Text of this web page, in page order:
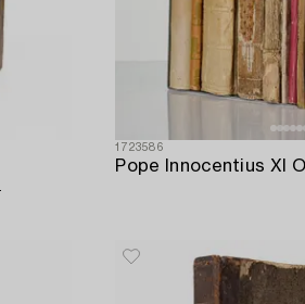
1723586
Pope Innocentius XI